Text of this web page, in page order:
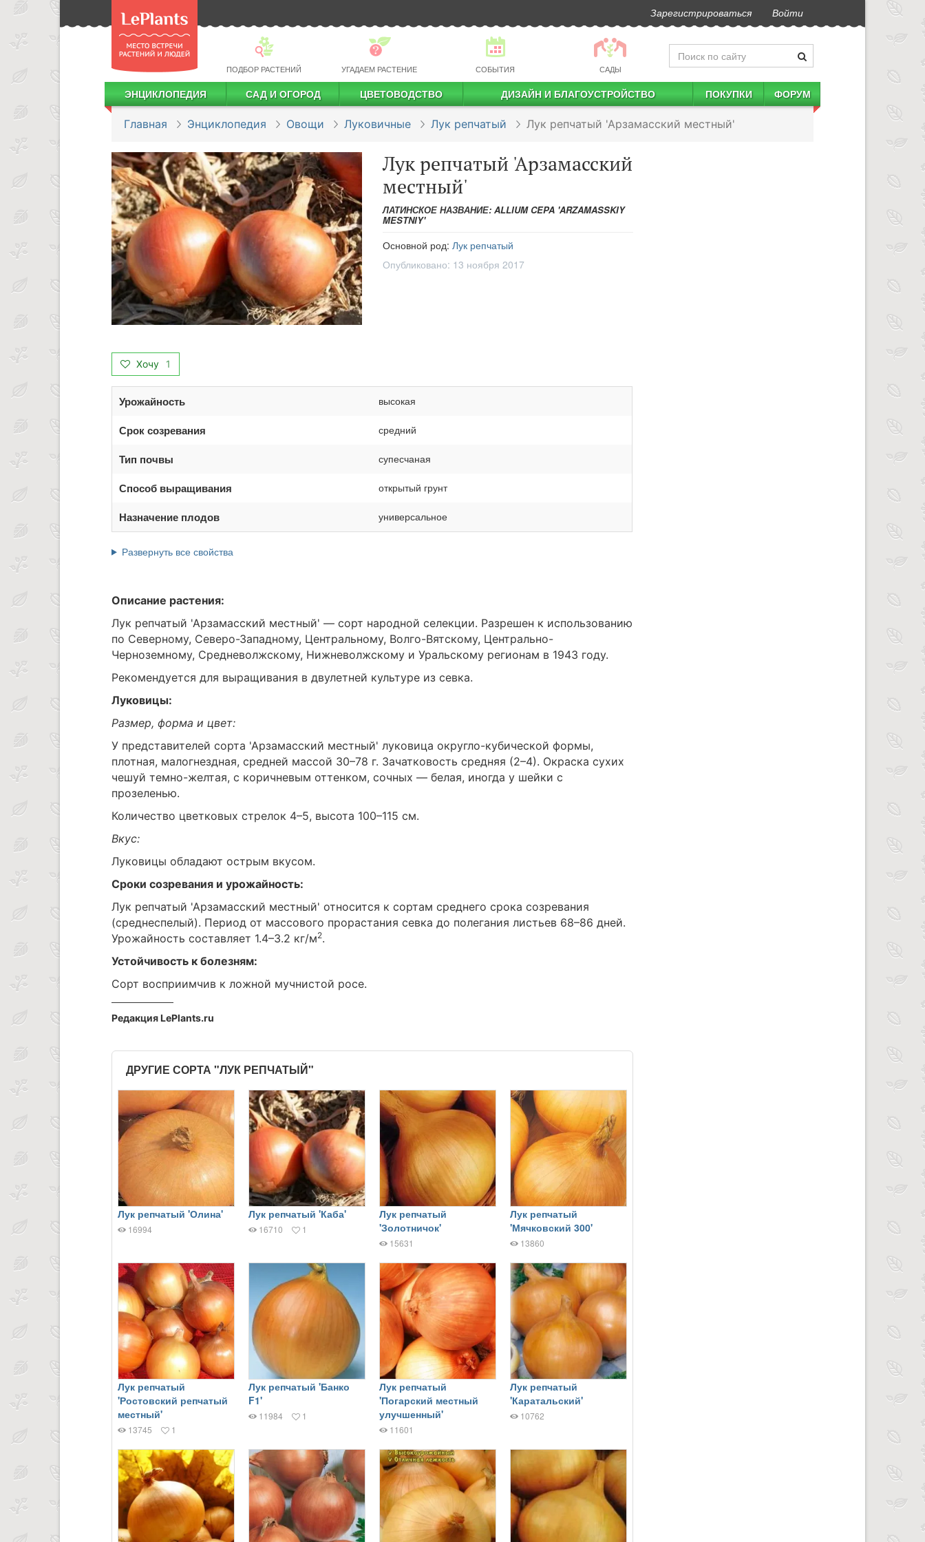
Зарегистрироваться Войти
ПОДБОР РАСТЕНИЙ УГАДАЕМ РАСТЕНИЕ СОБЫТИЯ САДЫ
ЭНЦИКЛОПЕДИЯ САД И ОГОРОД ЦВЕТОВОДСТВО ДИЗАЙН И БЛАГОУСТРОЙСТВО ПОКУПКИ ФОРУМ
Главная Энциклопедия Овощи Луковичные Лук репчатый Лук репчатый 'Арзамасский местный'
Лук репчатый 'Арзамасский
местный'
ЛАТИНСКОЕ НАЗВАНИЕ: ALLIUM CEPA 'ARZAMASSKIY
MESTNIY'
Основной род: Лук репчатый
Опубликовано: 13 ноября 2017
Хочу 1
Урожайность высокая
Срок созревания средний
Тип почвы супесчаная
Способ выращивания открытый грунт
Назначение плодов универсальное
Развернуть все свойства
Описание растения:
Лук репчатый 'Арзамасский местный' — сорт народной селекции. Разрешен к использованию
по Северному, Северо-Западному, Центральному, Волго-Вятскому, Центрально-
Черноземному, Средневолжскому, Нижневолжскому и Уральскому регионам в 1943 году.
Рекомендуется для выращивания в двулетней культуре из севка.
Луковицы:
Размер, форма и цвет:
У представителей сорта 'Арзамасский местный' луковица округло-кубической формы,
плотная, малогнездная, средней массой 30–78 г. Зачатковость средняя (2–4). Окраска сухих
чешуй темно-желтая, с коричневым оттенком, сочных — белая, иногда у шейки с
прозеленью.
Количество цветковых стрелок 4–5, высота 100–115 см.
Вкус:
Луковицы обладают острым вкусом.
Сроки созревания и урожайность:
Лук репчатый 'Арзамасский местный' относится к сортам среднего срока созревания
(среднеспелый). Период от массового прорастания севка до полегания листьев 68–86 дней.
Урожайность составляет 1.4–3.2 кг/м2.
Устойчивость к болезням:
Сорт восприимчив к ложной мучнистой росе.
Редакция LePlants.ru
ДРУГИЕ СОРТА "ЛУК РЕПЧАТЫЙ"
Лук репчатый 'Олина'
16994
Лук репчатый 'Каба'
16710 1
Лук репчатый
'Золотничок'
15631
Лук репчатый
'Мячковский 300'
13860
Лук репчатый
'Ростовский репчатый
местный'
13745 1
Лук репчатый 'Банко
F1'
11984 1
Лук репчатый
'Погарский местный
улучшенный'
11601
Лук репчатый
'Каратальский'
10762